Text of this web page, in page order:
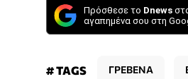
Πρόσθεσε το Dnews
αγαπημένα σου στη
# TAGS ΓΡΕΒΕΝΑ